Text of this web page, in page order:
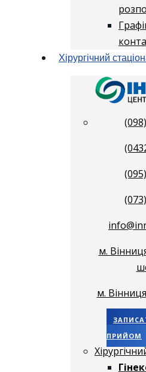
Хірургічний
м.
м.
ПРИЙОМ